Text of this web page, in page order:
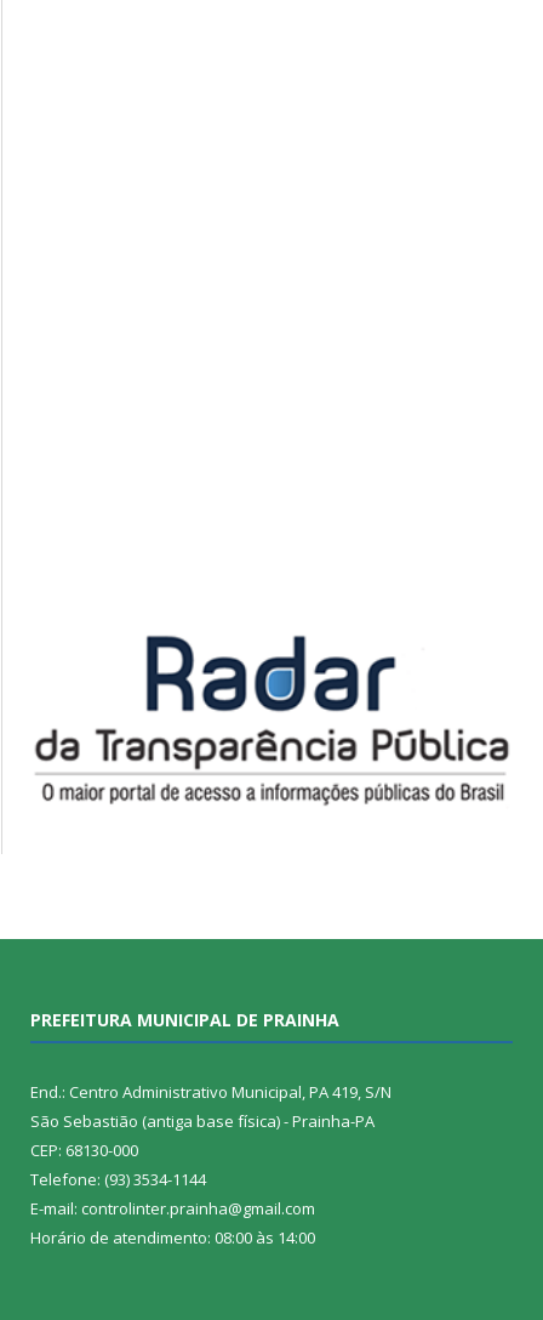
PREFEITURA MUNICIPAL DE PRAINHA
End.: Centro Administrativo Municipal, PA 419, S/N
São Sebastião (antiga base física) - Prainha-PA
CEP: 68130-000
Telefone: (93) 3534-1144
E-mail: controlinter.prainha@gmail.com
Horário de atendimento: 08:00 às 14:00